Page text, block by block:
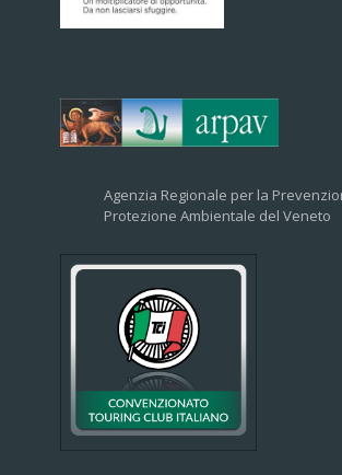
Agenzia Regionale per la
Protezione Ambientale del Veneto